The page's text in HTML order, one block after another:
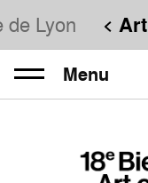
de Lyon
Menu